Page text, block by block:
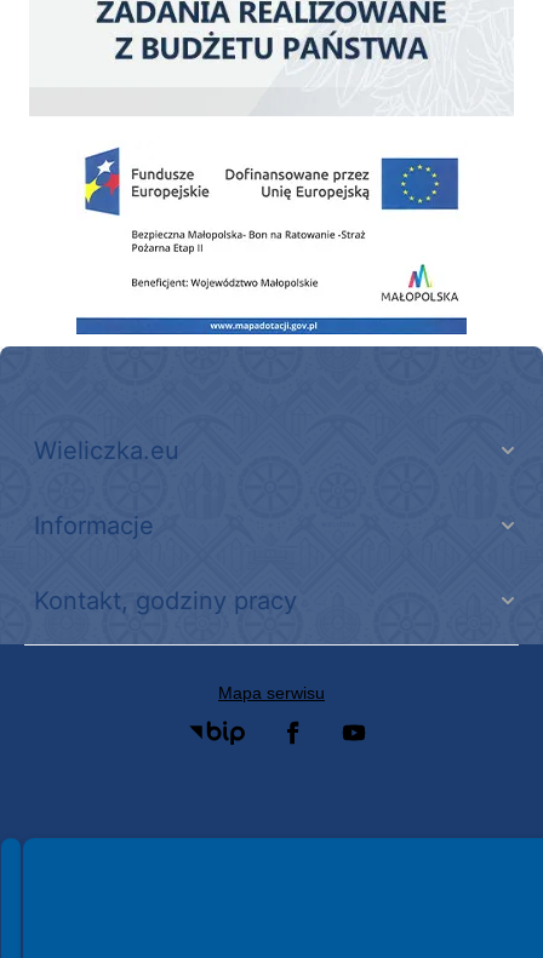
Zakup fabrycznie nowego, średniego samochodu ratowniczo-gaśniczego z
Wieliczka.eu
Informacje
Kontakt, godziny pracy
Mapa serwisu
Spełniamy standardy WCAG 2.2
Spełniamy standardy W3C